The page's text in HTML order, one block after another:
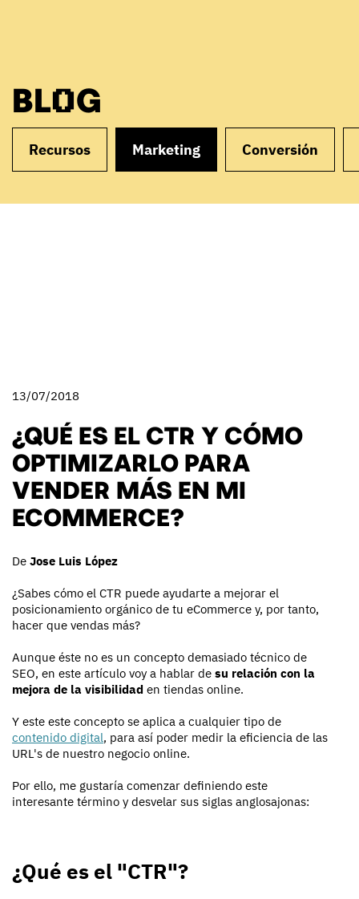
BLOG
Recursos Marketing Conversión
13/07/2018
¿QUÉ ES EL CTR Y CÓMO
OPTIMIZARLO PARA
VENDER MÁS EN MI
ECOMMERCE?
De Jose Luis López
¿Sabes cómo el CTR puede ayudarte a mejorar el
posicionamiento orgánico de tu eCommerce y, por tanto,
hacer que vendas más?
Aunque éste no es un concepto demasiado técnico de
SEO, en este artículo voy a hablar de su relación con la
mejora de la visibilidad en tiendas online.
Y este este concepto se aplica a cualquier tipo de
contenido digital, para así poder medir la eficiencia de las
URL's de nuestro negocio online.
Por ello, me gustaría comenzar definiendo este
interesante término y desvelar sus siglas anglosajonas:
¿Qué es el "CTR"?